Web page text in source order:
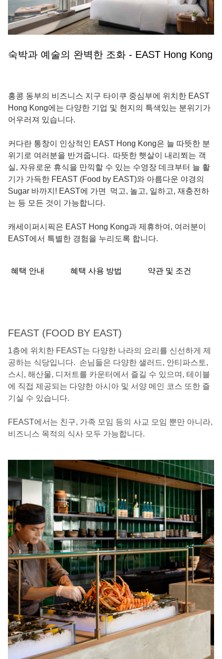
숙박과 예술의 완벽한 조화 - EAST Hong Kong
홍콩 동부의 비즈니스 지구 타이쿠 중심부에 위치한 EAST
Hong Kong에는 다양한 기업 및 현지의 특색있는 분위기가
어우러져 있습니다.
커다란 통창이 인상적인 EAST Hong Kong은 늘 따뜻한 분
위기로 여러분을 반겨줍니다. 따뜻한 햇살이 내리쬐는 객
실, 자유로운 휴식을 만끽할 수 있는 수영장 데크부터 늘 활
기가 가득한 FEAST (Food by EAST)와 아름다운 야경의
Sugar 바까지! EAST에 가면 먹고, 놀고, 일하고, 재충전하
는 등 모든 것이 가능합니다.
캐세이퍼시픽은 EAST Hong Kong과 제휴하여, 여러분이
EAST에서 특별한 경험을 누리도록 합니다.
혜택 안내 혜택 사용 방법 약관 및 조건
FEAST (FOOD BY EAST)
1층에 위치한 FEAST는 다양한 나라의 요리를 신선하게 제
공하는 식당입니다. 손님들은 다양한 샐러드, 안티파스토,
스시, 해산물, 디저트를 카운터에서 즐길 수 있으며, 테이블
에 직접 제공되는 다양한 아시아 및 서양 메인 코스 또한 즐
기실 수 있습니다.
FEAST에서는 친구, 가족 모임 등의 사교 모임 뿐만 아니라,
비즈니스 목적의 식사 모두 가능합니다.